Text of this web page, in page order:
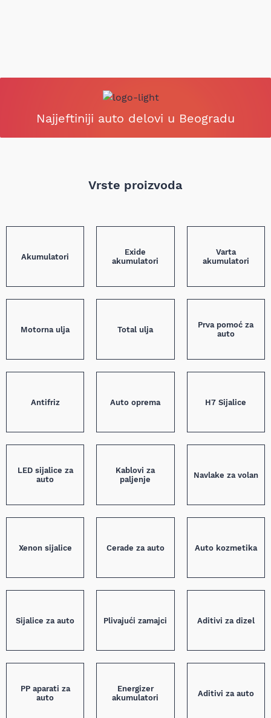
Najjeftiniji auto delovi u Beogradu
Vrste proizvoda
Akumulatori
Exide
akumulatori
Varta
akumulatori
Motorna ulja Total ulja
Prva pomoć za
auto
Antifriz Auto oprema H7 Sijalice
LED sijalice za
auto
Kablovi za
paljenje
Navlake za volan
Xenon sijalice Cerade za auto Auto kozmetika
Sijalice za auto Plivajući zamajci Aditivi za dizel
PP aparati za
auto
Energizer
akumulatori
Aditivi za auto